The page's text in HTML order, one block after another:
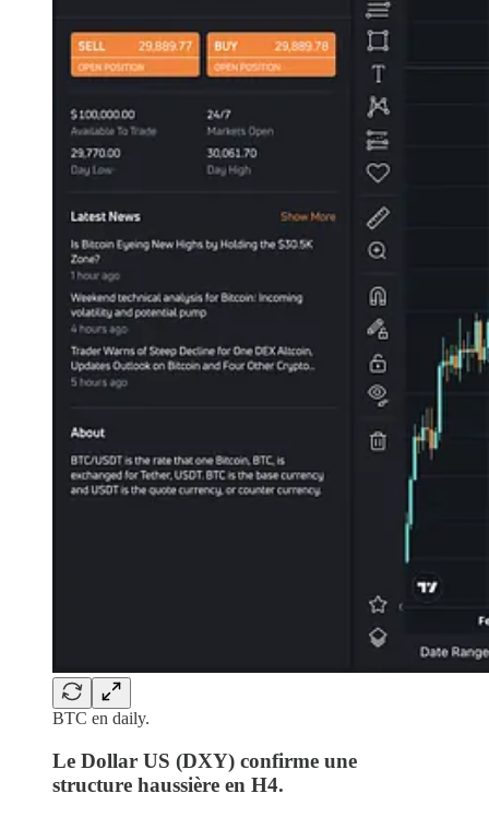
BTC en daily.
Le Dollar US (DXY) confirme une
structure haussière en H4.